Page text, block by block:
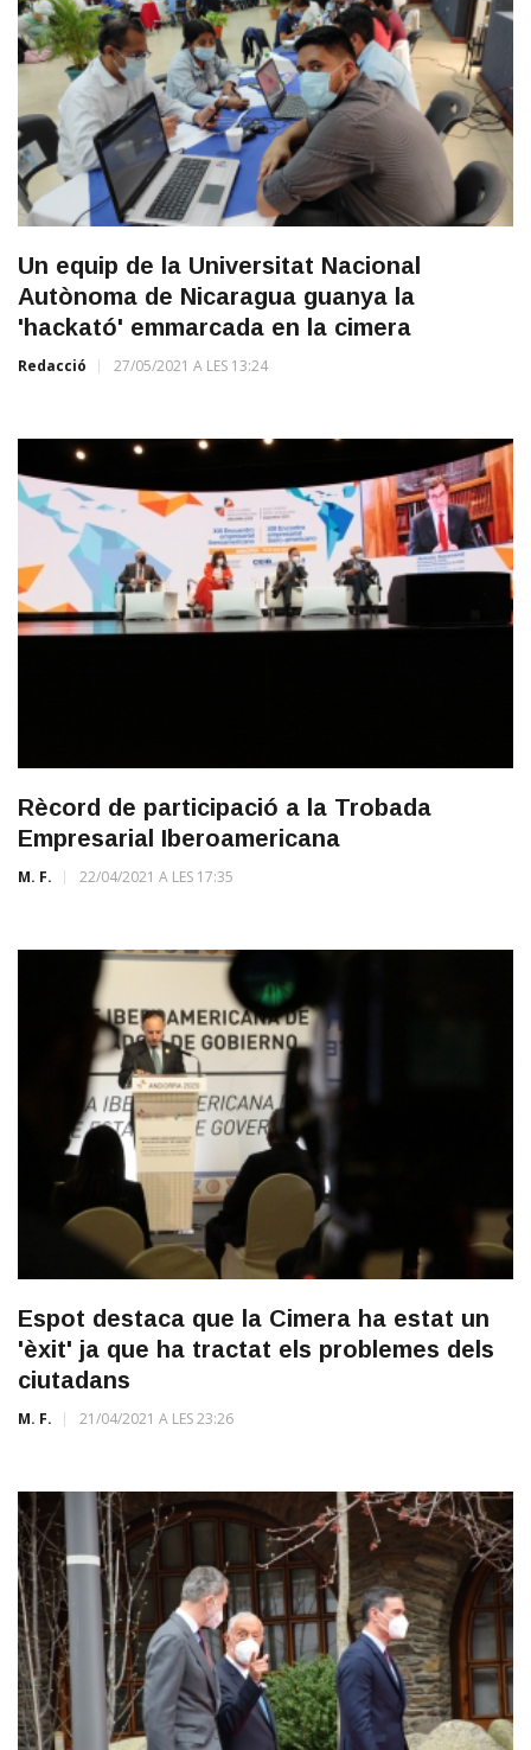
Un equip de la Universitat Nacional
Autònoma de Nicaragua guanya la
'hackató' emmarcada en la cimera
Redacció 27/05/2021 A LES 13:24
Rècord de participació a la Trobada
Empresarial Iberoamericana
M. F. 22/04/2021 A LES 17:35
Espot destaca que la Cimera ha estat un
'èxit' ja que ha tractat els problemes dels
ciutadans
M. F. 21/04/2021 A LES 23:26